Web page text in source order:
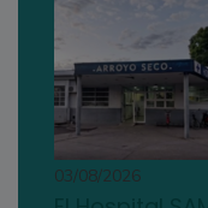
03/08/2026